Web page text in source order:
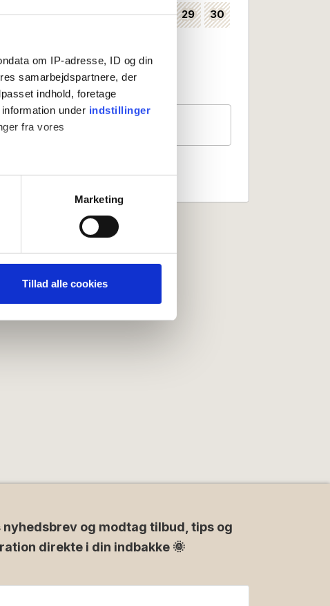
om IP-adresse, ID og din
samarbejdspartnere, der
indhold, foretage
under indstillinger
fra vores
medier og til at analysere
inden for sociale medier,
Marketing
Tillad alle cookies
35 24 25 26 27 28 29 30
Kan vælges som ankomstdag
Ankomst ikke mulig
Gæster
2 personer
og modtag tilbud, tips og
direkte i din indbakke 🌞